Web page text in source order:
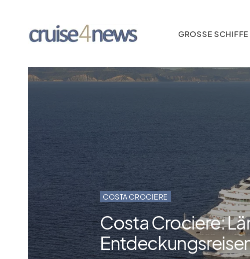
GROSSE SCHIFFE
COSTA CROCIERE
Costa Crociere: